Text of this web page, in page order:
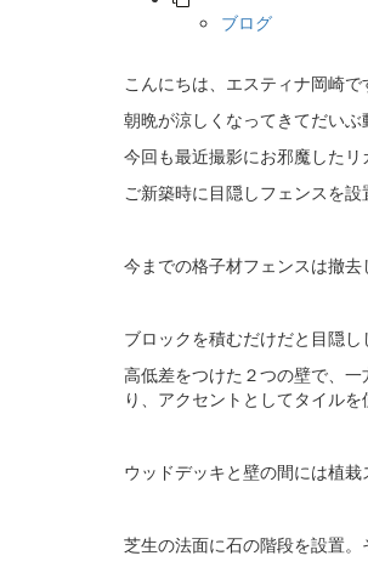
ブログ
こんにちは、エスティナ岡崎で
朝晩が涼しくなってきてだい
今回も最近撮影にお邪魔したリ
ご新築時に目隠しフェンスを
今までの格子材フェンスは撤去
ブロックを積むだけだと目隠
高低差をつけた２つの壁で、
り、アクセントとしてタイルを
ウッドデッキと壁の間には植
芝生の法面に石の階段を設置